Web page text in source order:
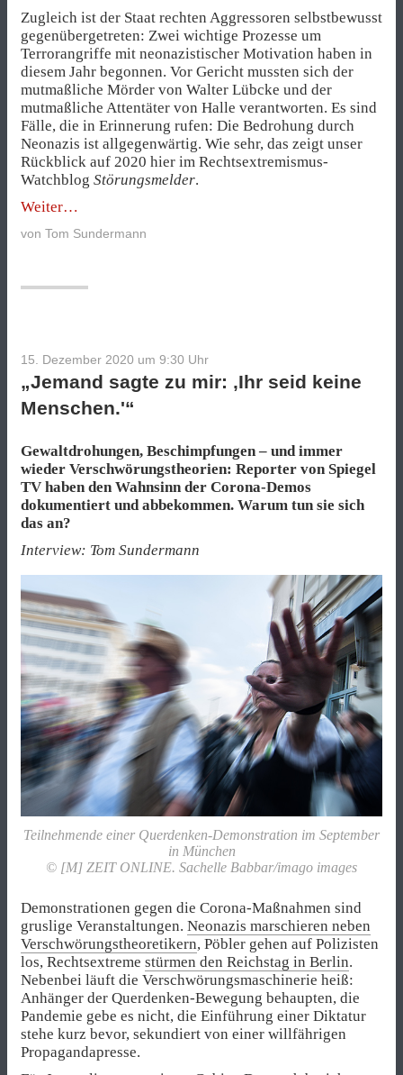
Zugleich ist der Staat rechten Aggressoren selbstbewusst
gegenübergetreten: Zwei wichtige Prozesse um
Terrorangriffe mit neonazistischer Motivation haben in
diesem Jahr begonnen. Vor Gericht mussten sich der
mutmaßliche Mörder von Walter Lübcke und der
mutmaßliche Attentäter von Halle verantworten. Es sind
Fälle, die in Erinnerung rufen: Die Bedrohung durch
Neonazis ist allgegenwärtig. Wie sehr, das zeigt unser
Rückblick auf 2020 hier im Rechtsextremismus-
Watchblog Störungsmelder.
Weiter„So
war
von Tom Sundermann
15. Dezember 2020 um 9:30 Uhr
„Jemand sagte zu mir: ‚Ihr seid keine
Menschen.'“
Gewaltdrohungen, Beschimpfungen – und immer
wieder Verschwörungstheorien: Reporter von Spiegel
TV haben den Wahnsinn der Corona-Demos
dokumentiert und abbekommen. Warum tun sie sich
das an?
Interview: Tom Sundermann
Teilnehmende einer Querdenken-Demonstration im September
in München
© [M] ZEIT ONLINE. Sachelle Babbar/imago images
Demonstrationen gegen die Corona-Maßnahmen sind
gruslige Veranstaltungen. Neonazis marschieren neben
Verschwörungstheoretikern, Pöbler gehen auf Polizisten
los, Rechtsextreme stürmen den Reichstag in Berlin.
Nebenbei läuft die Verschwörungsmaschinerie heiß:
Anhänger der Querdenken-Bewegung behaupten, die
Pandemie gebe es nicht, die Einführung einer Diktatur
stehe kurz bevor, sekundiert von einer willfährigen
Propagandapresse.